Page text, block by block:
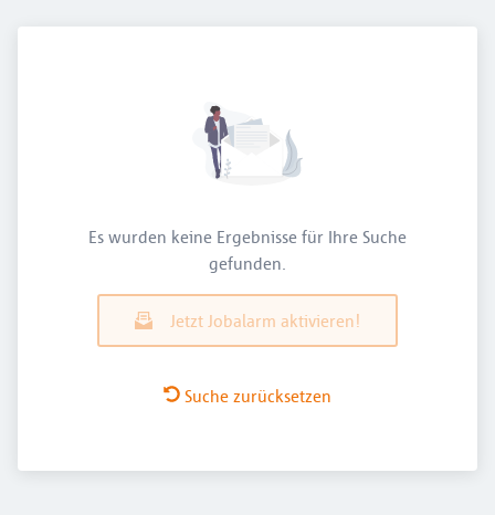
Es wurden keine Ergebnisse für Ihre Suche
gefunden.
Jetzt Jobalarm aktivieren!
Suche zurücksetzen